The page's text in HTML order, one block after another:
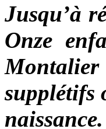
Jusqu’à
Onze
Montalier
supplétifs